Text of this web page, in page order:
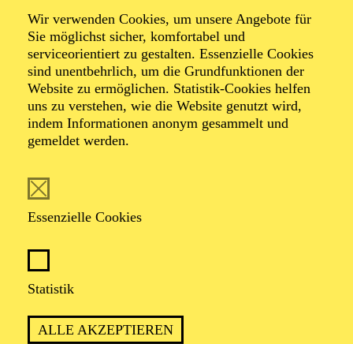
Wir verwenden Cookies, um unsere Angebote für
Sie möglichst sicher, komfortabel und
serviceorientiert zu gestalten. Essenzielle Cookies
sind unentbehrlich, um die Grundfunktionen der
Website zu ermöglichen. Statistik-Cookies helfen
uns zu verstehen, wie die Website genutzt wird,
indem Informationen anonym gesammelt und
gemeldet werden.
Essenzielle Cookies
Statistik
ALLE AKZEPTIEREN
Foto: Dario Acosta
Massimo Cavalletti
Der italienische Bariton Massimo Cavalletti arbeitet an
Festivals, darunter die Metropolitan Opera in New
York, das Teatro alla Scala in Mailand, das Royal